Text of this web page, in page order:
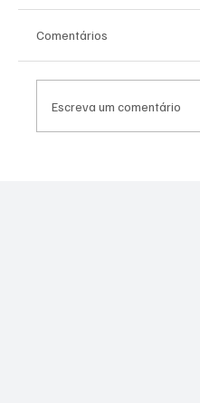
Comentários
Escreva um comentário